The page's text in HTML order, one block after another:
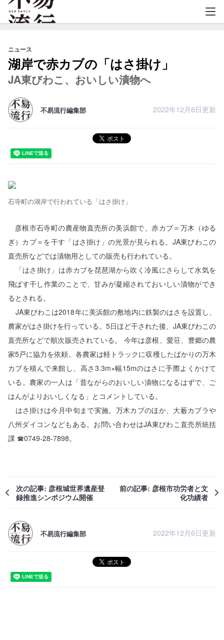
ニュース
湖岸で赤カブの「はさ掛け」
JA東びわこ、おいしい漬物へ
不易流行編集部 2022年12月6日更新
石寺町の湖岸で行われている「はさ掛け」
彦根市石寺町の農産物直売所の美浜館で、赤カブ＝万木（ゆる
ぎ）カブ＝を干す「はさ掛け」の光景が見られる。JA東びわこの
直売所などでは漬物用としての販売も行われている。
「はさ掛け」は赤カブを琵琶湖から吹く冷風にさらして水気を
飛ばす干し作業のことで、甘みが凝縮されておいしい漬物ができ
るとされる。
JA東びわこは2018年に美浜館の敷地内に鉄製のはさを設置し、
農家がはさ掛けを行っている。5日ほど干された後、JA東びわこの
直売所などで順次販売されている。 今年は彦根、愛荘、豊郷の農
家5戸に協力を依頼。各農家は軽トラックに収穫したばかりの万木
カブを積んで来館し、高さ3.3m×幅15mのはさに手際よくかけて
いる。農家の一人は「昔ながらのおいしい漬物になるはずで、ご
はんがよりおいしくなる」とコメントしている。
はさ掛けは今月中旬まで実施。万木カブのほか、大薮カブラや
八州ダイコンなどもある。お問い合わせはJA東びわこ直売所統括
課 ☎0749-28-7898。
次の記事: 彦根城世界遺産登
録推進シンポジウム開催
前の記事: 彦根市功労者と文
化功績者
不易流行編集部 2022年12月6日更新